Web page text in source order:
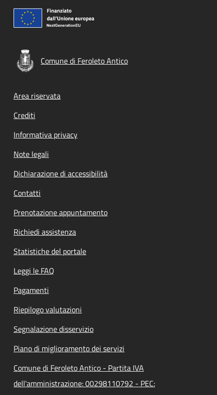
Comune di Feroleto Antico
Footer menu
Area riservata
Crediti
Informativa privacy
Note legali
Dichiarazione di accessibilità
Contatti
Prenotazione appuntamento
Richiedi assistenza
Statistiche del portale
Leggi le FAQ
Pagamenti
Riepilogo valutazioni
Segnalazione disservizio
Piano di miglioramento dei servizi
Comune di Feroleto Antico - Partita IVA
dell'amministrazione: 00298110792 - PEC: